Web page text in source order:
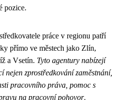
pozice.
práce v regionu patří
přímo ve městech jako Zlín,
a Vsetín. Tyto agentury nabízejí
nejen zprostředkování zaměstnání,
pracovního práva, pomoc s
na pracovní pohovor.